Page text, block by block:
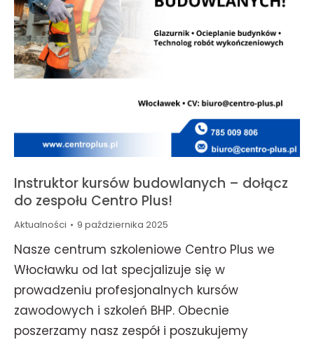
Instruktor kursów budowlanych – dołącz
do zespołu Centro Plus!
Aktualności 9 października 2025
Nasze centrum szkoleniowe Centro Plus we
Włocławku od lat specjalizuje się w
prowadzeniu profesjonalnych kursów
zawodowych i szkoleń BHP. Obecnie
poszerzamy nasz zespół i poszukujemy